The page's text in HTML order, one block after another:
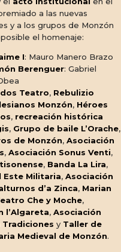
a las nuevas
y a los grupos de Monzón
el homenaje:
I: Mauro Manero Brazo
Berenguer: Gabriel
Teatro, Rebulizio
Monzón, Héroes
, recreación histórica
, Grupo de baile L’Orache,
de Monzón, Asociación
, Asociación Sonus Venti,
, Banda La Lira,
Este Militaria, Asociación
d’a Zinca, Marian
Che y Moche,
l’Algareta, Asociación
Tradiciones y Taller de
Medieval de Monzón.